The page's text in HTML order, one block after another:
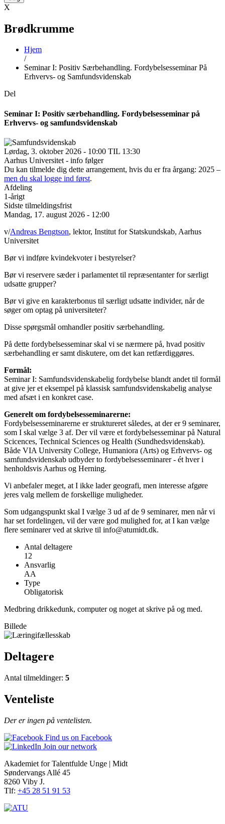
X
Brødkrumme
Hjem
/
Seminar I: Positiv Særbehandling. Fordybelsesseminar På
Erhvervs- og Samfundsvidenskab
Del
Seminar I: Positiv særbehandling. Fordybelsesseminar på
Erhvervs- og samfundsvidenskab
Lørdag, 3. oktober 2026 - 10:00 TIL 13:30
Aarhus Universitet - info følger
Du kan tilmelde dig dette arrangement, hvis du er fra årgang: 2025 –
men du skal logge ind først.
Afdeling
1-årigt
Sidste tilmeldingsfrist
Mandag, 17. august 2026 - 12:00
v/Andreas Bengtson, lektor, Institut for Statskundskab, Aarhus
Universitet
Bør vi indføre kvindekvoter i bestyrelser?
Bør vi reservere sæder i parlamentet til repræsentanter for særligt
udsatte grupper?
Bør vi give en karakterbonus til særligt udsatte individer, når de
søger om optag på universiteter?
Disse spørgsmål omhandler positiv særbehandling.
På dette fordybelsesseminar skal vi se nærmere på, hvad positiv
særbehandling er samt diskutere, om det kan retfærdiggøres.
Formål:
Seminar I: Samfundsvidenskabelig fordybelse blandt andet til formål
at give jer et eksempel på klassisk samfundsvidenskabelig analyse
med afsæt i en konkret case.
Generelt om fordybelsesseminarerne:
Fordybelsesseminarerne er struktureret således, at der er 9 seminarer,
som I skal vælge 3 af. Der vil være et fordybelsesseminar på Natural
Scicences, Technical Sciences og Health (Sundhedsvidenskab).
Både VIA University College, Humaniora (Arts) og Erhvervs- og
samfundsvidenskab udbyder to fordybelsesseminarer - ét hver i
henholdsvis Aarhus og Herning.
Vi anbefaler meget, at I ikke lader geografi, men interesse afgøre
jeres valg mellem de forskellige muligheder.
Som udgangspunkt skal I vælge 3 ud af de 9 seminarer, men når vi
har set fordelingen, vil der være god mulighed for, at I kan vælge
flere seminarer ved at skrive til info@atumidt.dk.
Antal deltagere
12
Ansvarlig
AA
Type
Obligatorisk
Medbring drikkedunk, computer og noget at skrive på og med.
Billede
Deltagere
Antal tilmeldinger: 5
Venteliste
Der er ingen på ventelisten.
Find us on Facebook
Join our network
Akademiet for Talentfulde Unge | Midt
Søndervangs Allé 45
8260 Viby J.
Tlf: +45 28 51 91 53